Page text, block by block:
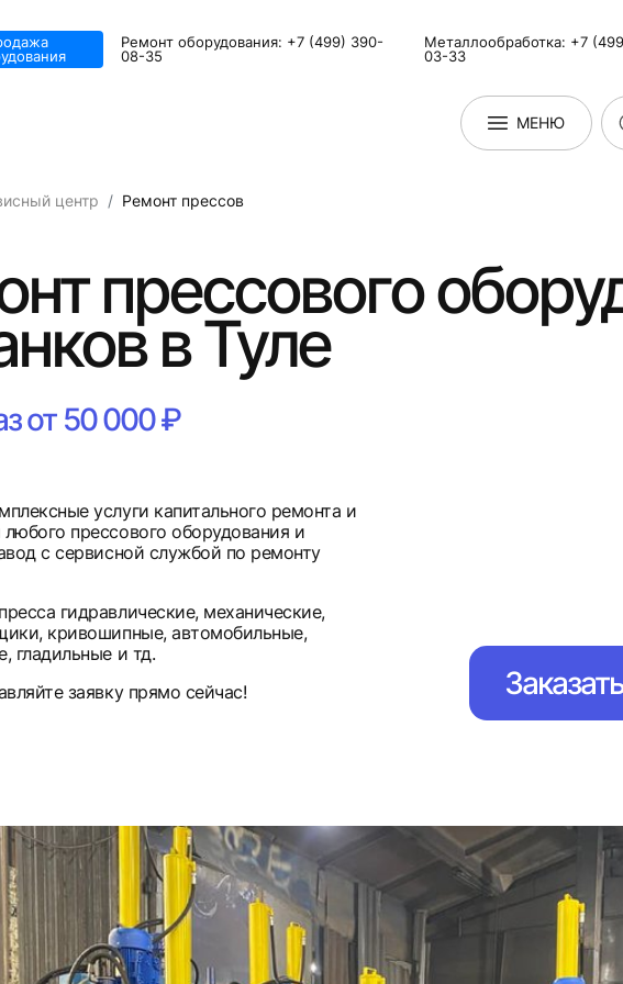
Ремонт оборудования: +7 (499) 390-
08-35
Металлообработка: +7
03-33
МЕНЮ
центр Ремонт прессов
прессового
в Туле
от 50 000 ₽
услуги капитального ремонта и
прессового оборудования и
с сервисной службой по ремонту
гидравлические, механические,
кривошипные, автомобильные,
гладильные и тд.
заявку прямо сейчас!